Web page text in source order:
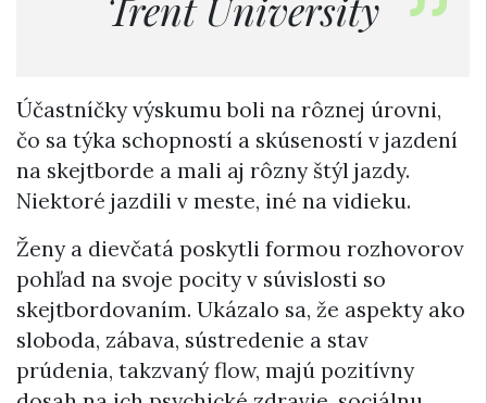
Účastníčky výskumu boli na rôznej úrovni,
čo sa týka schopností a skúseností v jazdení
na skejtborde a mali aj rôzny štýl jazdy.
Niektoré jazdili v meste, iné na vidieku.
Ženy a dievčatá poskytli formou rozhovorov
pohľad na svoje pocity v súvislosti so
skejtbordovaním. Ukázalo sa, že aspekty ako
sloboda, zábava, sústredenie a stav
prúdenia, takzvaný flow, majú pozitívny